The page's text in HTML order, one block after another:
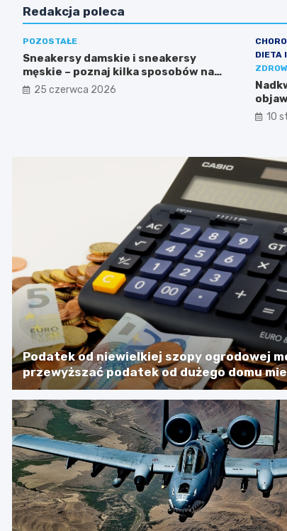
Redakcja poleca
POZOSTAŁE
Sneakersy damskie i sneakersy
męskie – poznaj kilka sposobów na
wygodę, która wygląda modnie
25 czerwca 2026
DIETA
10
Podatek od niewielkiej szopy ogrodowej
przewyższać podatek od dużego domu